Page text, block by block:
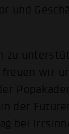
und
zu
wir
der
bei